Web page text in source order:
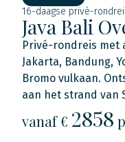
16-daagse privé-
Java Bali
Privé-rondreis met
Jakarta, Bandung,
Bromo vulkaan.
aan het strand van
vanaf € 2858